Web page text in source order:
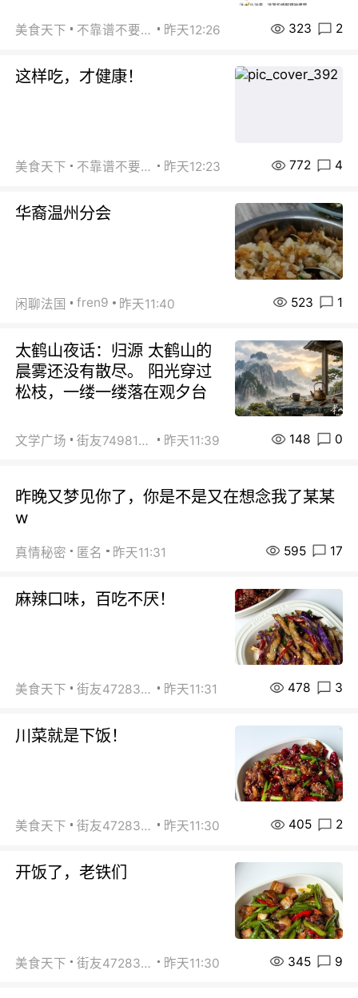
美食天下 不靠谱不要联系 昨天12:26 323 2
这样吃，才健康！
美食天下 不靠谱不要联系 昨天12:23 772 4
华裔温州分会
闲聊法国 fren9 昨天11:40 523 1
太鹤山夜话：归源 太鹤山的
晨雾还没有散尽。 阳光穿过
松枝，一缕一缕落在观夕台
文学广场 街友74981146 昨天11:39 148 0
昨晚又梦见你了，你是不是又在想念我了某某
w
真情秘密 匿名 昨天11:31 595 17
麻辣口味，百吃不厌！
美食天下 街友472838572 昨天11:31 478 3
川菜就是下饭！
美食天下 街友472838572 昨天11:30 405 2
开饭了，老铁们
美食天下 街友472838572 昨天11:30 345 9